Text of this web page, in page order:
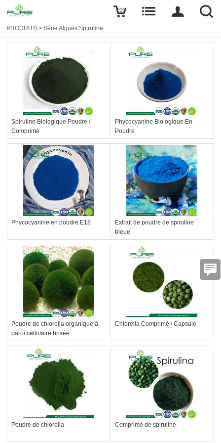
PRODUITS >Série Algues Spiruline
Spiruline Biologique Poudre /
Comprimé
Phycocyanine Biologique En
Poudre
Phycocyanine en poudre E18
Extrait de poudre de spiruline
bleue
Poudre de chlorella organique à
paroi cellulaire brisée
Chlorella Comprimé / Capsule
Poudre de chlorella Comprimé de spiruline